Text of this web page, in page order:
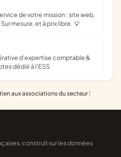
mesure, et à prix libre. 💡
dédié à l'ESS
aux associations du secteur !